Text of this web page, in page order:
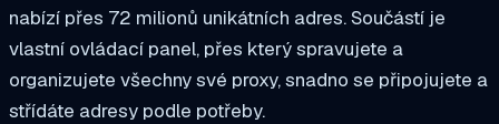
nabízí přes 72 milionů unikátních adres. Součástí je
vlastní ovládací panel, přes který spravujete a
organizujete všechny své proxy, snadno se připojujete a
střídáte adresy podle potřeby.